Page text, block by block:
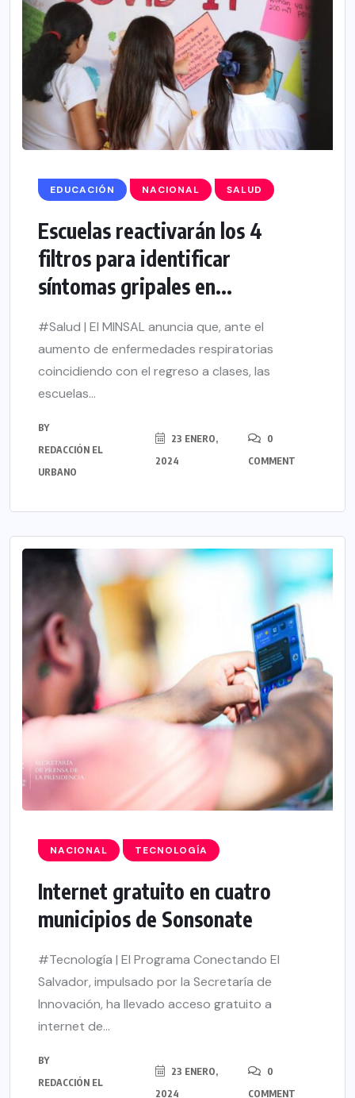
EDUCACIÓN NACIONAL SALUD
Escuelas reactivarán los 4
filtros para identificar
síntomas gripales en...
#Salud | El MINSAL anuncia que, ante el
aumento de enfermedades respiratorias
coincidiendo con el regreso a clases, las
escuelas...
BY
REDACCIÓN EL
URBANO
23 ENERO,
2024
0
COMMENT
NACIONAL TECNOLOGÍA
Internet gratuito en cuatro
municipios de Sonsonate
#Tecnología | El Programa Conectando El
Salvador, impulsado por la Secretaría de
Innovación, ha llevado acceso gratuito a
internet de...
BY
REDACCIÓN EL
23 ENERO,
2024
0
COMMENT